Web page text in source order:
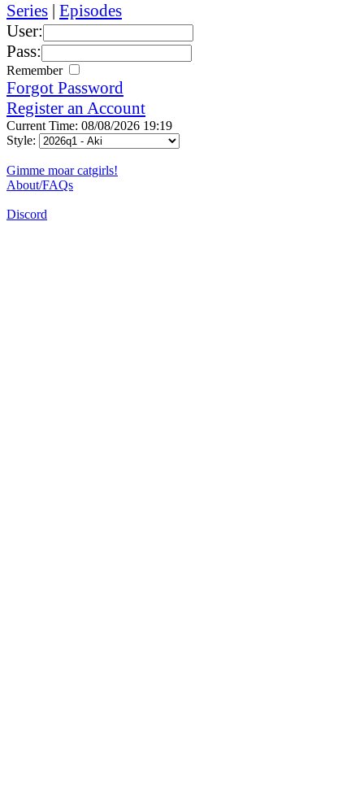
Series | Episodes
User:
Pass:
Remember
Forgot Password
Register an Account
Current Time: 08/08/2026 19:19
Style:
Gimme moar catgirls!
About/FAQs
Discord